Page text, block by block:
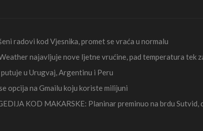
radovi kod Vjesnika, promet se vraća u normalu
najavljuje nove ljetne vrućine, pad temperatura tek
putuje u Urugvaj, Argentinu i Peru
opcija na Gmailu koju koriste milijuni
KOD MAKARSKE: Planinar preminuo na brdu Sutvid,